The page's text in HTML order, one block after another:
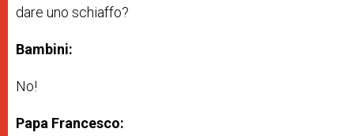
dare uno schiaffo?
Bambini:
No!
Papa Francesco: